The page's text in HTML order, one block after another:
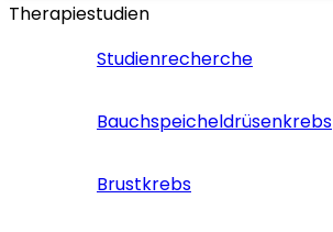
Therapiestudien
Studienrecherche
Bauchspeicheldrüsenkrebs
Brustkrebs